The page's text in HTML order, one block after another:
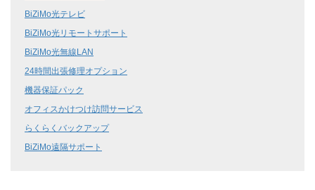
BiZiMo光テレビ
BiZiMo光リモートサポート
BiZiMo光無線LAN
24時間出張修理オプション
機器保証パック
オフィスかけつけ訪問サービス
らくらくバックアップ
BiZiMo遠隔サポート